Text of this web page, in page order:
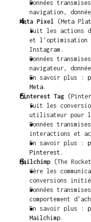
Données
navigation,
Meta Pixel (Meta
Suit les actions
et l'optimisation
Instagram.
Données
navigateur,
En savoir plus :
Meta .
Pinterest Tag
Suit les
utilisateur pour
Données
interactions et
En savoir plus :
Pinterest .
Mailchimp (The
Gère les
conversions
Données
comportement
En savoir plus :
Mailchimp .